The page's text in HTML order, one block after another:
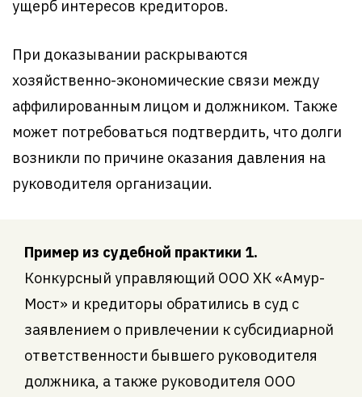
ущерб интересов кредиторов.
При доказывании раскрываются
хозяйственно-экономические связи между
аффилированным лицом и должником. Также
может потребоваться подтвердить, что долги
возникли по причине оказания давления на
руководителя организации.
Пример из судебной практики 1.
Конкурсный управляющий ООО ХК «Амур-
Мост» и кредиторы обратились в суд с
заявлением о привлечении к субсидиарной
ответственности бывшего руководителя
должника, а также руководителя ООО